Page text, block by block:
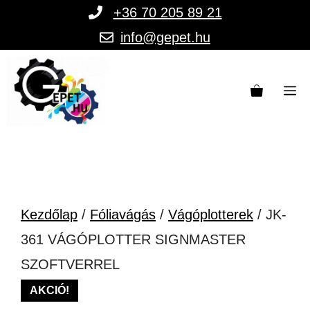
tartalomba
+36 70 205 89 21
info@gepet.hu
Kezdőlap / Fóliavágás / Vágóplotterek / JK-
361 VÁGÓPLOTTER SIGNMASTER
SZOFTVERREL
AKCIÓ!